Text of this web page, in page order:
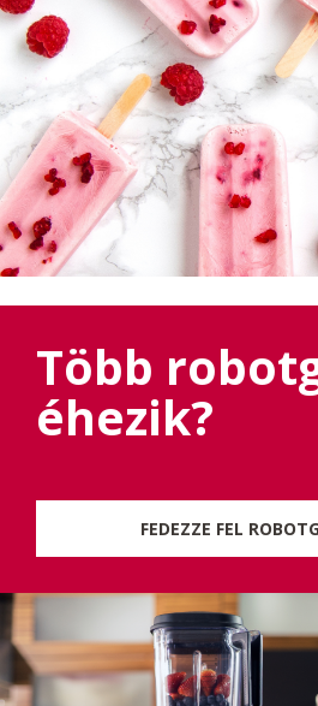
Több
éhezik?
FEDEZZE FEL